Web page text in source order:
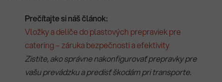
Prečítajte si náš článok:
Vložky a deliče do plastových prepraviek pre
catering – záruka bezpečnosti a efektivity
Zistite, ako správne nakonfigurovať prepravky pre
vašu prevádzku a predísť škodám pri transporte.